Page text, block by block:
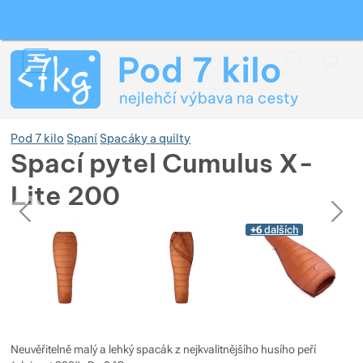
Pod 7 kilo Spaní Spacáky a quilty
Spací pytel Cumulus X-
Lite 200
Fotografie
předchozí
následující
Fotografie +6 dalších
Neuvěřitelně malý a lehký spacák z nejkvalitnějšího husího peří
Zobrazit více
Zobrazit více
Zobrazit více
Zobrazit více
Zobrazit více
Zobrazit více